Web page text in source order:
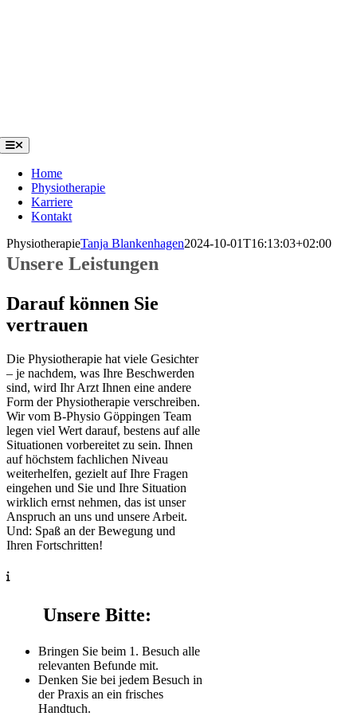
Toggle
Navigation
Home
Physiotherapie
Karriere
Kontakt
PhysiotherapieTanja Blankenhagen2024-10-01T16:13:03+02:00
Unsere Leistungen
Darauf können Sie
vertrauen
Die Physiotherapie hat viele Gesichter
– je nachdem, was Ihre Beschwerden
sind, wird Ihr Arzt Ihnen eine andere
Form der Physiotherapie verschreiben.
Wir vom B-Physio Göppingen Team
legen viel Wert darauf, bestens auf alle
Situationen vorbereitet zu sein. Ihnen
auf höchstem fachlichen Niveau
weiterhelfen, gezielt auf Ihre Fragen
eingehen und Sie und Ihre Situation
wirklich ernst nehmen, das ist unser
Anspruch an uns und unsere Arbeit.
Und: Spaß an der Bewegung und
Ihren Fortschritten!
Unsere Bitte:
Bringen Sie beim 1. Besuch alle
relevanten Befunde mit.
Denken Sie bei jedem Besuch in
der Praxis an ein frisches
Handtuch.